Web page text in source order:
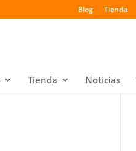
Blog Tienda
Tienda Noticias